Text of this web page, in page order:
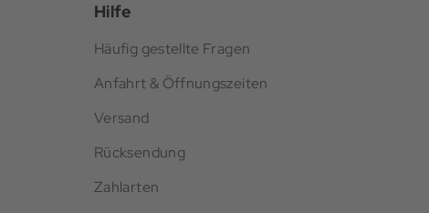
Hilfe
Häufig gestellte Fragen
Anfahrt & Öffnungszeiten
Versand
Rücksendung
Zahlarten